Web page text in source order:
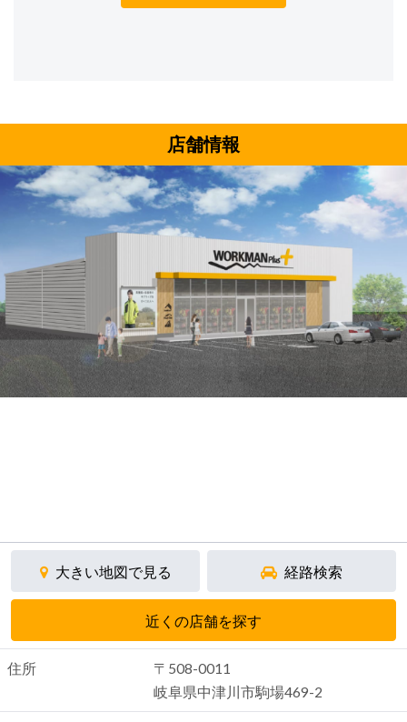
店舗情報
大きい地図で見る 経路検索
近くの店舗を探す
住所
〒508-0011
岐阜県中津川市駒場469-2